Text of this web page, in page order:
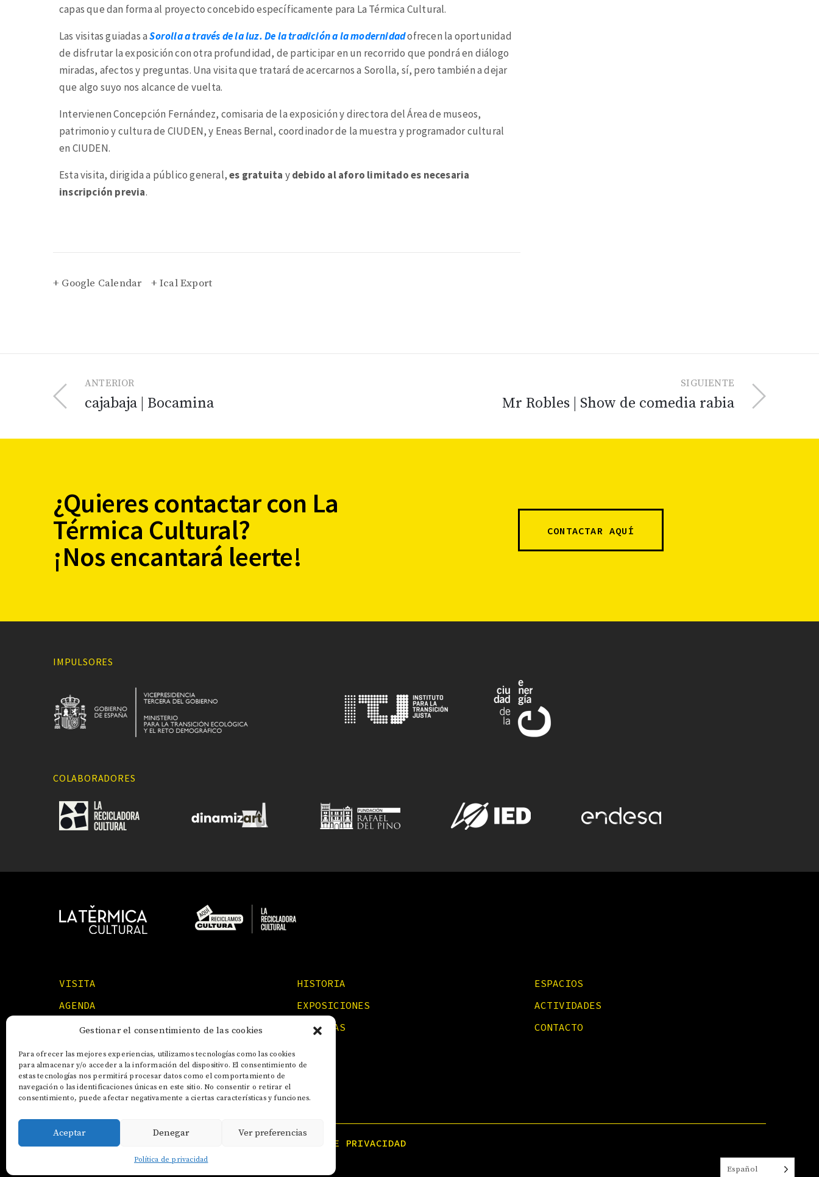
Gestionar el consentimiento de las cookies
Para ofrecer las mejores experiencias, utilizamos tecnologías como las cookies
para almacenar y/o acceder a la información del dispositivo. El consentimiento de
estas tecnologías nos permitirá procesar datos como el comportamiento de
navegación o las identificaciones únicas en este sitio. No consentir o retirar el
consentimiento, puede afectar negativamente a ciertas características y funciones.
Aceptar Denegar Ver preferencias
Política de privacidad
capas que dan forma al proyecto concebido específicamente para La Térmica Cultural.
Las visitas guiadas aSorolla a través de la luz. De la tradición a la modernidadofrecen la oportunidad
de disfrutar la exposición con otra profundidad, de participar en un recorrido que pondrá en diálogo
miradas, afectos y preguntas. Una visita que tratará de acercarnos a Sorolla, sí, pero también a dejar
que algo suyo nos alcance de vuelta.
Intervienen Concepción Fernández, comisaria de la exposición y directora del Área de museos,
patrimonio y cultura de CIUDEN, y Eneas Bernal, coordinador de la muestra y programador cultural
en CIUDEN.
Esta visita, dirigida a público general,es gratuita ydebido al aforo limitado es necesaria
inscripción previa.
+ Google Calendar + Ical Export
ANTERIOR
cajabaja | Bocamina
SIGUIENTE
Mr Robles | Show de comedia rabia
¿Quieres contactar con La
Térmica Cultural?
¡Nos encantará leerte!
CONTACTAR AQUÍ
IMPULSORES
COLABORADORES
VISITA HISTORIA
ESPACIOS
AGENDA
EXPOSICIONES
ACTIVIDADES
FORMACIONES
NOTICIAS CONTACTO
AVISO LEGAL POLÍTICA DE PRIVACIDAD
Español